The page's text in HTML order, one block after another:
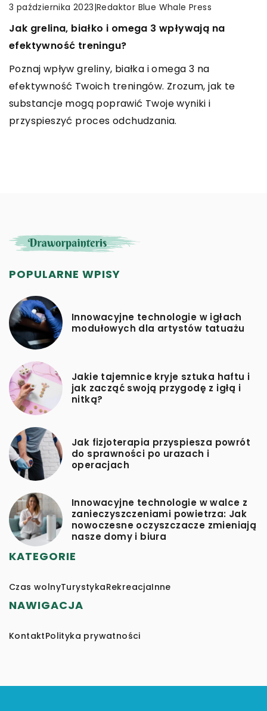
9 lipca 2026|Redaktor Blue Whale Press
Jak poprawić jakość życia z dźwiękami w tle:
Poradnik dla osób zmagających się z
problemami słuchu
Odkryj, jak dźwięki mogą poprawić jakość życia
osób z problemami słuchu. Dowiedz się, jakie
strategie i technologie mogą wspierać lepsze
3 października 2023|Redaktor Blue Whale Press
Jak grelina, białko i omega 3 wpływają na
efektywność treningu?
Poznaj wpływ greliny, białka i omega 3 na
efektywność Twoich treningów. Zrozum, jak te
substancje mogą poprawić Twoje wyniki i
przyspieszyć proces odchudzania.
24 października 2024|Redaktor Blue Whale Press
Jak dopasować eleganckie kolczyki do różnych
stylizacji na specjalne okazje
Odkryj, jak wybrać idealne kolczyki do stylizacji na
różne okazje specjalne i dodaj wyjątkowego blasku
swojemu wyglądowi.
POPULARNE WPISY
Innowacyjne technologie w igłach
modułowych dla artystów tatuażu
Jakie tajemnice kryje sztuka haftu i
jak zacząć swoją przygodę z igłą i
nitką?
Jak fizjoterapia przyspiesza powrót
do sprawności po urazach i
operacjach
Innowacyjne technologie w walce z
zanieczyszczeniami powietrza: Jak
nowoczesne oczyszczacze zmieniają
nasze domy i biura
KATEGORIE
Czas wolnyTurystykaRekreacjaInne
NAWIGACJA
KontaktPolityka prywatności